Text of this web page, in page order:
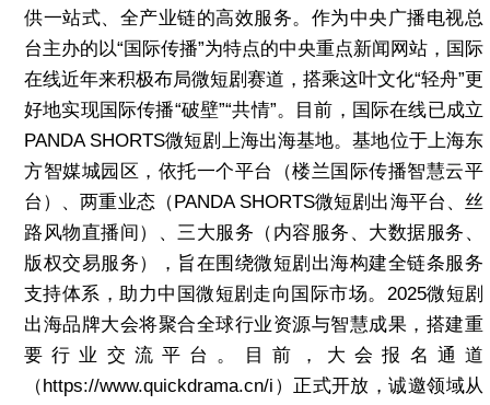
供一站式、全产业链的高效服务。作为中央广播电视总
台主办的以“国际传播”为特点的中央重点新闻网站，国际
在线近年来积极布局微短剧赛道，搭乘这叶文化“轻舟”更
好地实现国际传播“破壁”“共情”。目前，国际在线已成立
PANDA SHORTS微短剧上海出海基地。基地位于上海东
方智媒城园区，依托一个平台（楼兰国际传播智慧云平
台）、两重业态（PANDA SHORTS微短剧出海平台、丝
路风物直播间）、三大服务（内容服务、大数据服务、
版权交易服务），旨在围绕微短剧出海构建全链条服务
支持体系，助力中国微短剧走向国际市场。2025微短剧
出海品牌大会将聚合全球行业资源与智慧成果，搭建重
要行业交流平台。目前，大会报名通道
（https://www.quickdrama.cn/i）正式开放，诚邀领域从